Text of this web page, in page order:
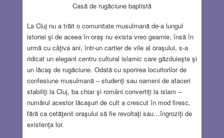
Casă de rugăciune baptistă
La Cluj nu a trăit o comunitate musulmană de-a lungul
istoriei şi de aceea în oraş nu exista vreo geamie, însă în
urmă cu câţiva ani, într-un cartier de vile al oraşului, s-a
ridicat un elegant centru cultural islamic care găzduieşte şi
un lăcaş de rugăciune. Odată cu sporirea locuitorilor de
confesiune musulmană – studenţi sau oameni de afaceri
stabiliţi la Cluj, ba chiar şi români convertiţi la islam –
numărul acestor lăcaşuri de cult a crescut în mod firesc,
fără ca cetăţenii oraşului să fie revoltaţi sau…îngroziţi de
existenţa lor.